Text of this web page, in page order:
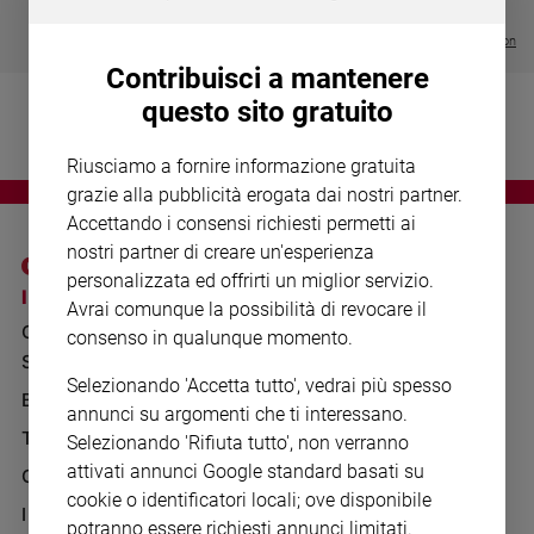
Devozione
fede
giorno
Santo
del
Società
e
valori
Visualizza tutte le collection
I SITI SAN PAOLO
GRUPPO EDITORIALE
SAN PAOLO
BENESSERE
TELENOVA
GAZZETTA D'ALBA
IL GIORNALINO
NOTE LEGALI
PRIVACY POLICY
WHISTLEBLOWING
SOCIAL
Contribuisci a mantenere
questo sito gratuito
Riusciamo a fornire informazione gratuita
grazie alla pubblicità erogata dai nostri partner.
Accettando i consensi richiesti permetti ai
nostri partner di creare un'esperienza
personalizzata ed offrirti un miglior servizio.
Avrai comunque la possibilità di revocare il
consenso in qualunque momento.
Selezionando 'Accetta tutto', vedrai più spesso
annunci su argomenti che ti interessano.
Selezionando 'Rifiuta tutto', non verranno
attivati annunci Google standard basati su
cookie o identificatori locali; ove disponibile
potranno essere richiesti annunci limitati.